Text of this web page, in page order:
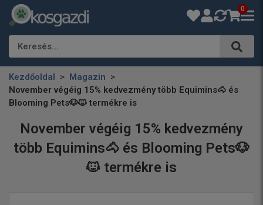
0
Keresés…
Kezdőoldal
Magazin
November végéig 15% kedvezmény több Equimins🐴 és
Blooming Pets🐶🐱 termékre is
November végéig 15% kedvezmény
több Equimins🐴 és Blooming Pets🐶
🐱 termékre is